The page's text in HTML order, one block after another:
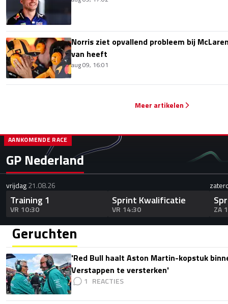
Norris ziet opvallend probleem bij
van heeft
aug 09, 16:01
Meer artikelen
GP Nederland
AANKOMENDE RACE
vrijdag21.08.26
Training 1
VR 10:30
Sprint Kwalificatie
VR 14:30 ZA
Geruchten
'Red Bull haalt Aston Martin-kopstuk
Verstappen te versterken'
1